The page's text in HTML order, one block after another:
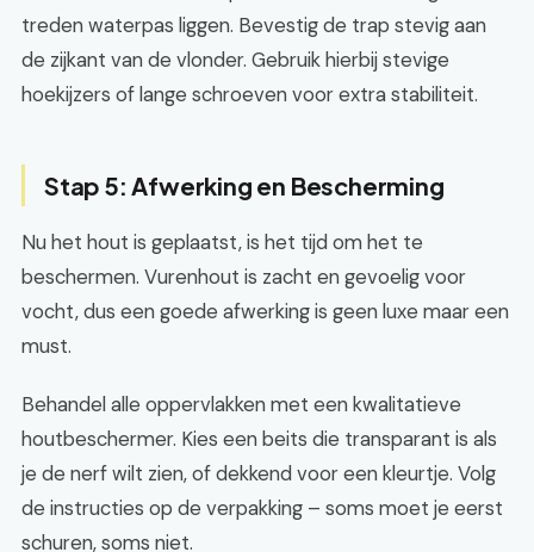
treden waterpas liggen. Bevestig de trap stevig aan
de zijkant van de vlonder. Gebruik hierbij stevige
hoekijzers of lange schroeven voor extra stabiliteit.
Stap 5: Afwerking en Bescherming
Nu het hout is geplaatst, is het tijd om het te
beschermen. Vurenhout is zacht en gevoelig voor
vocht, dus een goede afwerking is geen luxe maar een
must.
Behandel alle oppervlakken met een kwalitatieve
houtbeschermer. Kies een beits die transparant is als
je de nerf wilt zien, of dekkend voor een kleurtje. Volg
de instructies op de verpakking – soms moet je eerst
schuren, soms niet.